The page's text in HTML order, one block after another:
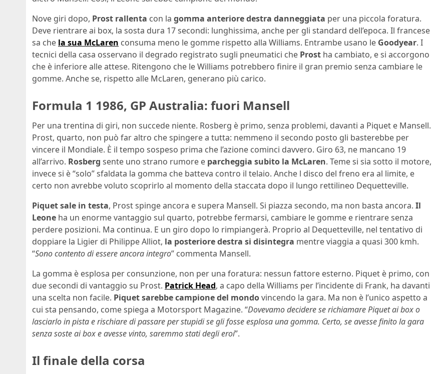
Nove giri dopo, Prost rallenta con la gomma anteriore destra danneggiata per una piccola foratura.
Deve rientrare ai box, la sosta dura 17 secondi: lunghissima, anche per gli standard dell’epoca. Il francese
sa che la sua McLaren consuma meno le gomme rispetto alla Williams. Entrambe usano le Goodyear. I
tecnici della casa osservano il degrado registrato sugli pneumatici che Prost ha cambiato, e si accorgono
che è inferiore alle attese. Ritengono che le Williams potrebbero finire il gran premio senza cambiare le
gomme. Anche se, rispetto alle McLaren, generano più carico.
Formula 1 1986, GP Australia: fuori Mansell
Per una trentina di giri, non succede niente. Rosberg è primo, senza problemi, davanti a Piquet e Mansell.
Prost, quarto, non può far altro che spingere a tutta: nemmeno il secondo posto gli basterebbe per
vincere il Mondiale. È il tempo sospeso prima che l’azione cominci davvero. Giro 63, ne mancano 19
all’arrivo. Rosberg sente uno strano rumore e parcheggia subito la McLaren. Teme si sia sotto il motore,
invece si è “solo” sfaldata la gomma che batteva contro il telaio. Anche l disco del freno era al limite, e
certo non avrebbe voluto scoprirlo al momento della staccata dopo il lungo rettilineo Dequetteville.
Piquet sale in testa, Prost spinge ancora e supera Mansell. Si piazza secondo, ma non basta ancora. Il
Leone ha un enorme vantaggio sul quarto, potrebbe fermarsi, cambiare le gomme e rientrare senza
perdere posizioni. Ma continua. E un giro dopo lo rimpiangerà. Proprio al Dequetteville, nel tentativo di
doppiare la Ligier di Philippe Alliot, la posteriore destra si disintegra mentre viaggia a quasi 300 kmh.
“Sono contento di essere ancora integro” commenta Mansell.
La gomma è esplosa per consunzione, non per una foratura: nessun fattore esterno. Piquet è primo, con
due secondi di vantaggio su Prost. Patrick Head, a capo della Williams per l’incidente di Frank, ha davanti
una scelta non facile. Piquet sarebbe campione del mondovincendo la gara. Ma non è l’unico aspetto a
cui sta pensando, come spiega a Motorsport Magazine. “Dovevamo decidere se richiamare Piquet ai box o
lasciarlo in pista e rischiare di passare per stupidi se gli fosse esplosa una gomma. Certo, se avesse finito la gara
senza soste ai box e avesse vinto, saremmo stati degli eroi”.
Il finale della corsa